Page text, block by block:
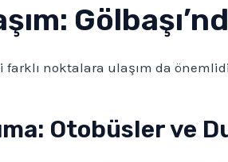
farklı noktalara ulaşım da
Otobüsler ve